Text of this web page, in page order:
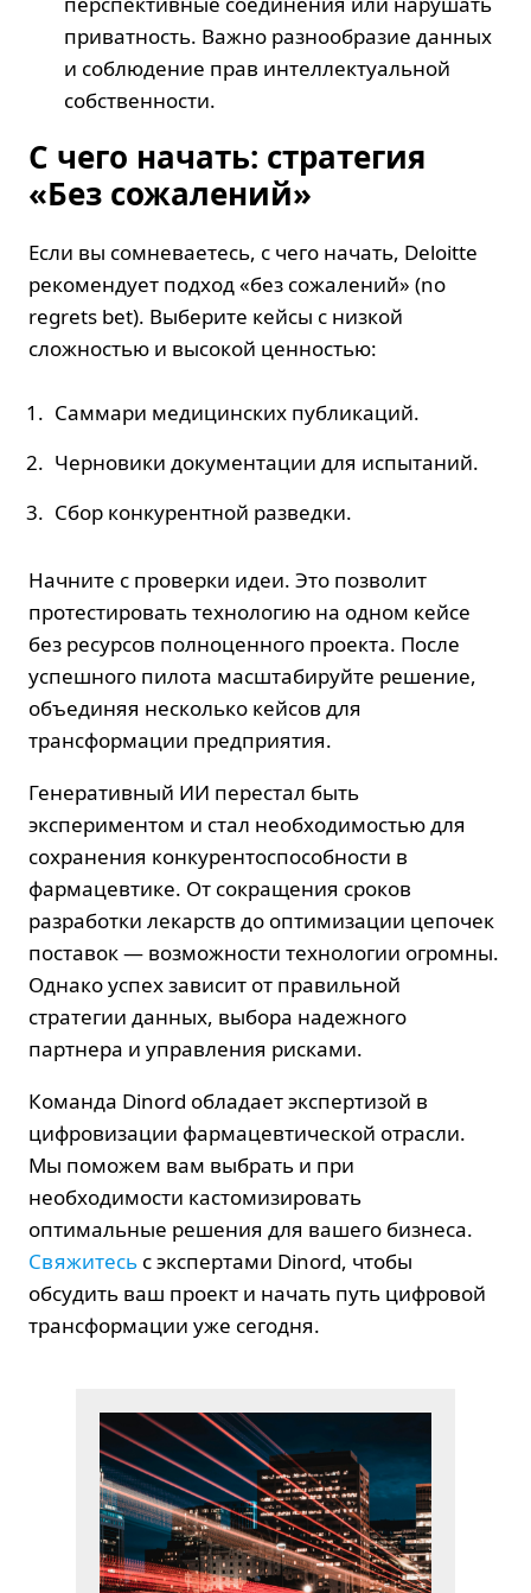
приватность. Важно разнообразие данных
и соблюдение прав интеллектуальной
собственности.
С чего начать: стратегия
«Без сожалений»
Если вы сомневаетесь, с чего начать, Deloitte
рекомендует подход «без сожалений» (no
regrets bet). Выберите кейсы с низкой
сложностью и высокой ценностью:
Саммари медицинских публикаций.
Черновики документации для испытаний.
Сбор конкурентной разведки.
Начните с проверки идеи. Это позволит
протестировать технологию на одном кейсе
без ресурсов полноценного проекта. После
успешного пилота масштабируйте решение,
объединяя несколько кейсов для
трансформации предприятия.
Генеративный ИИ перестал быть
экспериментом и стал необходимостью для
сохранения конкурентоспособности в
фармацевтике. От сокращения сроков
разработки лекарств до оптимизации цепочек
поставок — возможности технологии огромны.
Однако успех зависит от правильной
стратегии данных, выбора надежного
партнера и управления рисками.
Команда Dinord обладает экспертизой в
цифровизации фармацевтической отрасли.
Мы поможем вам выбрать и при
необходимости кастомизировать
оптимальные решения для вашего бизнеса.
Свяжитесь с экспертами Dinord, чтобы
обсудить ваш проект и начать путь цифровой
трансформации уже сегодня.